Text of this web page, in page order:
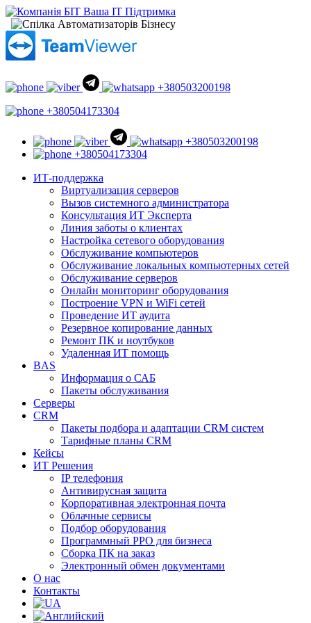
+380503200198
+380504173304
+380503200198
+380504173304
ИТ-поддержка
Виртуализация серверов
Вызов системного администратора
Консультация ИТ Эксперта
Линия заботы о клиентах
Настройка сетевого оборудования
Обслуживание компьютеров
Обслуживание локальных компьютерных сетей
Обслуживание серверов
Онлайн мониторинг оборудования
Построение VPN и WiFi сетей
Проведение ИТ аудита
Резервное копирование данных
Ремонт ПК и ноутбуков
Удаленная ИТ помощь
BAS
Информация о САБ
Пакеты обслуживания
Серверы
CRM
Пакеты подбора и адаптации CRM систем
Тарифные планы CRM
Кейсы
ИТ Решения
IP телефония
Антивирусная защита
Корпоративная электронная почта
Облачные сервисы
Подбор оборудования
Программный РРО для бизнеса
Сборка ПК на заказ
Электронный обмен документами
О нас
Контакты